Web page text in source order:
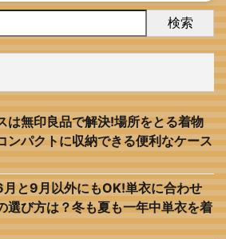
検索
は無印良品で解決!場所をとる着物
ンパクトに収納できる便利なケース
と9月以外にもOK!単衣に合わせ
選び方は？冬も夏も一年中単衣を着